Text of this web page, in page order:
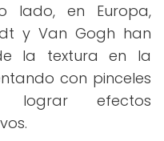
lado, en Europa,
y Van Gogh han
la textura en la
con pinceles
efectos